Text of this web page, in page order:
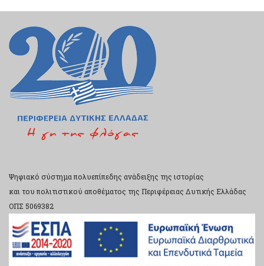
Ψηφιακό σύστημα πολυεπίπεδης ανάδειξης της ιστορίας
και του πολιτιστικού αποθέματος της Περιφέρειας Δυτικής Ελλάδας
ΟΠΣ 5069382